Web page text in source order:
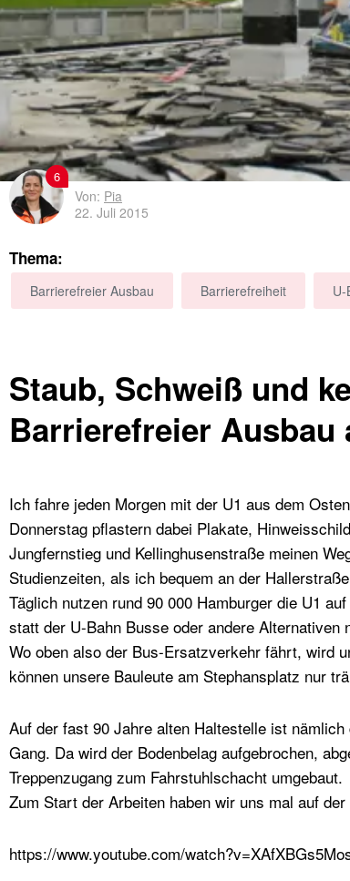
6
Von: Pia
22. Juli 2015
Thema:
Barrierefreier Ausbau Barrierefreiheit U-
Staub, Schweiß und
Barrierefreier Ausbau
Ich fahre jeden Morgen mit der U1 aus dem
Donnerstag pflastern dabei Plakate,
Jungfernstieg und Kellinghusenstraße meinen
Studienzeiten, als ich bequem an der
Täglich nutzen rund 90 000 Hamburger die U1
statt der U-Bahn Busse oder andere Alternativen
Wo oben also der Bus-Ersatzverkehr fährt, wird
können unsere Bauleute am Stephansplatz nur
Auf der fast 90 Jahre alten Haltestelle ist nämlich
Gang. Da wird der Bodenbelag aufgebrochen,
Treppenzugang zum Fahrstuhlschacht umgebaut.
Zum Start der Arbeiten haben wir uns mal auf
https://www.youtube.com/